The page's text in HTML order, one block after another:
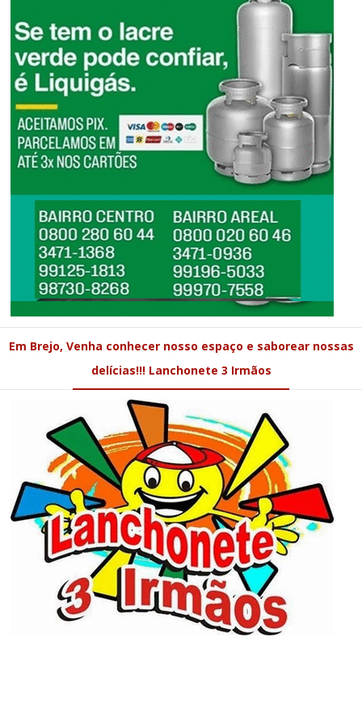
Em Brejo, Venha conhecer nosso espaço e saborear nossas
delícias!!! Lanchonete 3 Irmãos